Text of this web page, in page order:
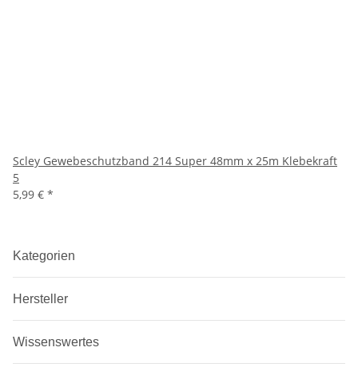
Scley Gewebeschutzband 214 Super 48mm x 25m Klebekraft
5
5,99 € *
Kategorien
Hersteller
Wissenswertes